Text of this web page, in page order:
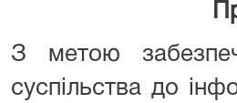
З метою
суспільства до